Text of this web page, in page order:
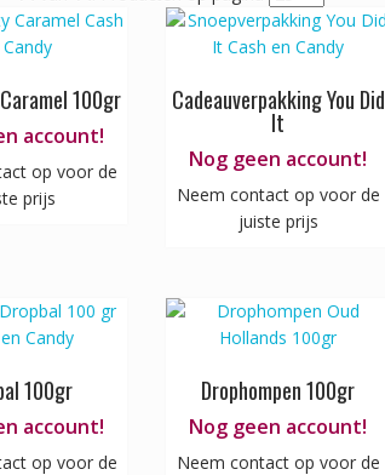
100gr
account!
op voor de
prijs
Cadeauverpakking You Did
It
Nog geen account!
Neem contact op voor de
juiste prijs
100gr
account!
op voor de
Drophompen 100gr
Nog geen account!
Neem contact op voor de